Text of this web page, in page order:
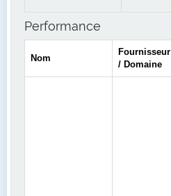
Performance
Nom
Fournisseur
/ Domaine